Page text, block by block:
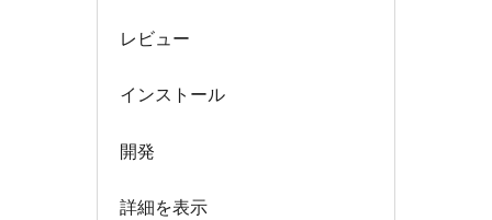
レビュー
インストール
開発
詳細を表示